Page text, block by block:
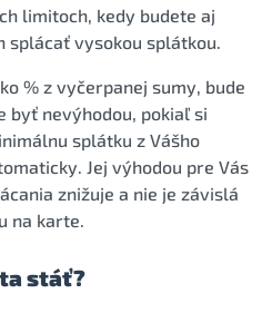
limitoch, kedy budete aj
splácať vysokou splátkou.
% z vyčerpanej sumy, bude
byť nevýhodou, pokiaľ si
splátku z Vášho
Jej výhodou pre Vás
znižuje a nie je závislá
na karte.
stáť?